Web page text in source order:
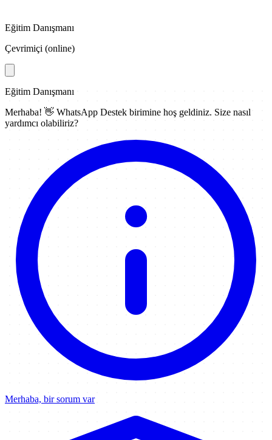
Eğitim Danışmanı
Çevrimiçi (online)
Eğitim Danışmanı
Merhaba! 👋 WhatsApp Destek birimine hoş geldiniz. Size nasıl
yardımcı olabiliriz?
Merhaba, bir sorum var